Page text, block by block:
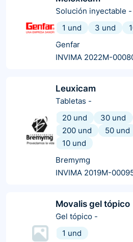
Solución inyectable -
1 und
3 und
Genfar
INVIMA 2022M-
Leuxicam
Tabletas -
20 und
30 und
200 und
50 und
10 und
Bremymg
INVIMA 2019M-
Movalis gel tópico
Gel tópico -
1 und